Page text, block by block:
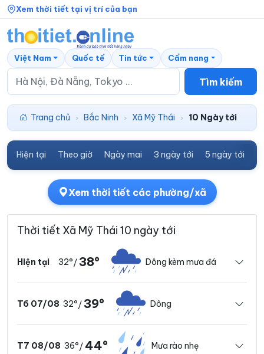
Xem thời tiết tại vị trí của bạn
Tìm kiếm
Việt Nam Quốc tế Tin tức Cẩm nang
Trang chủ › Bắc Ninh › Xã Mỹ Thái › 10 Ngày tới
Hiện tại Theo giờ Ngày mai 3 ngày tới 5 ngày tới
Xem thời tiết các phường/xã
Thời tiết Xã Mỹ Thái 10 ngày tới
Hiện tại 32°/ 38° Dông kèm mưa đá
T6 07/08 32°/ 39° Dông
T7 08/08 36°/ 44° Mưa rào nhẹ